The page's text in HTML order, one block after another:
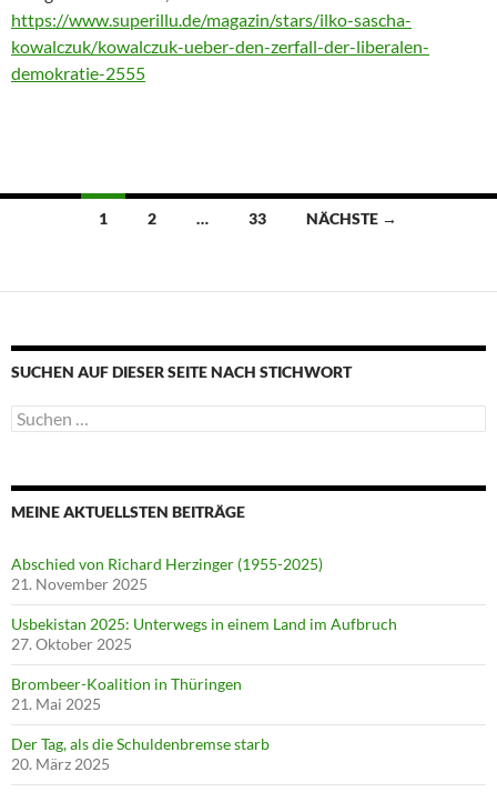
https://www.superillu.de/magazin/stars/ilko-sascha-
kowalczuk/kowalczuk-ueber-den-zerfall-der-liberalen-
demokratie-2555
Beitragsnavigation
1 2 … 33 NÄCHSTE →
SUCHEN AUF DIESER SEITE NACH STICHWORT
Suche
nach:
MEINE AKTUELLSTEN BEITRÄGE
Abschied von Richard Herzinger (1955-2025)
21. November 2025
Usbekistan 2025: Unterwegs in einem Land im Aufbruch
27. Oktober 2025
Brombeer-Koalition in Thüringen
21. Mai 2025
Der Tag, als die Schuldenbremse starb
20. März 2025